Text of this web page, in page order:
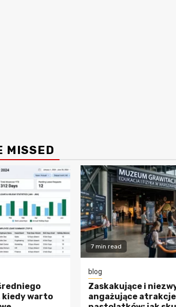
MISSED
kiedy warto
7 min read
blog
Zaskakujące i
angażujące